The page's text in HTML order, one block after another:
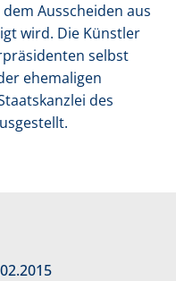
Ausscheiden aus
wird. Die Künstler
selbst
ehemaligen
des